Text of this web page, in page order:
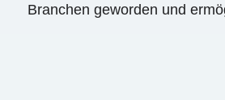
Branchen geworden und